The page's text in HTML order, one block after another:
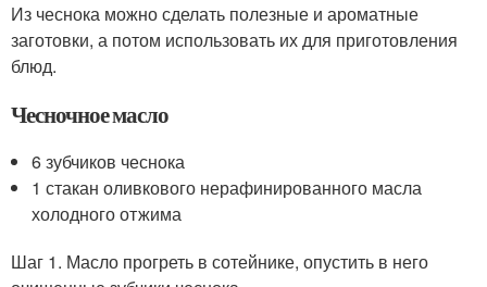
Из чеснока можно сделать полезные и ароматные
заготовки, а потом использовать их для приготовления
блюд.
Чесночное масло
6 зубчиков чеснока
1 стакан оливкового нерафинированного масла
холодного отжима
Шаг 1. Масло прогреть в сотейнике, опустить в него